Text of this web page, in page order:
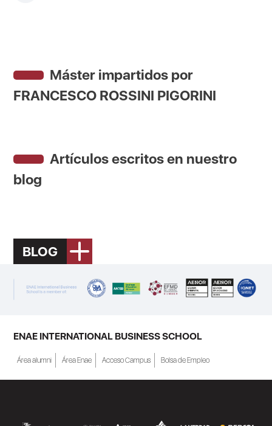
Máster impartidos por
FRANCESCO ROSSINI PIGORINI
Artículos escritos en nuestro
blog
BLOG
ENAE INTERNATIONAL BUSINESS SCHOOL
Área alumni Área Enae Acceso Campus Bolsa de Empleo